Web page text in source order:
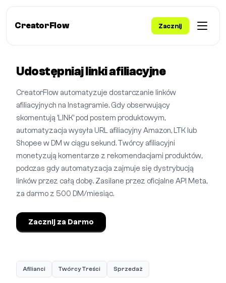
CreatorFlow Zacznij
Udostępniaj linki afiliacyjne
CreatorFlow automatyzuje dostarczanie linków
afiliacyjnych na Instagramie. Gdy obserwujący
skomentują 'LINK' pod postem produktowym,
automatyzacja wysyła URL afiliacyjny Amazon, LTK lub
Shopee w DM w ciągu sekund. Twórcy afiliacyjni
monetyzują komentarze z rekomendacjami produktów,
podczas gdy automatyzacja zajmuje się dystrybucją
linków przez całą dobę. Zasilane przez oficjalne API Meta,
za darmo z 500 DM/miesiąc.
Zacznij za Darmo
Afilianci Twórcy Treści Sprzedaż